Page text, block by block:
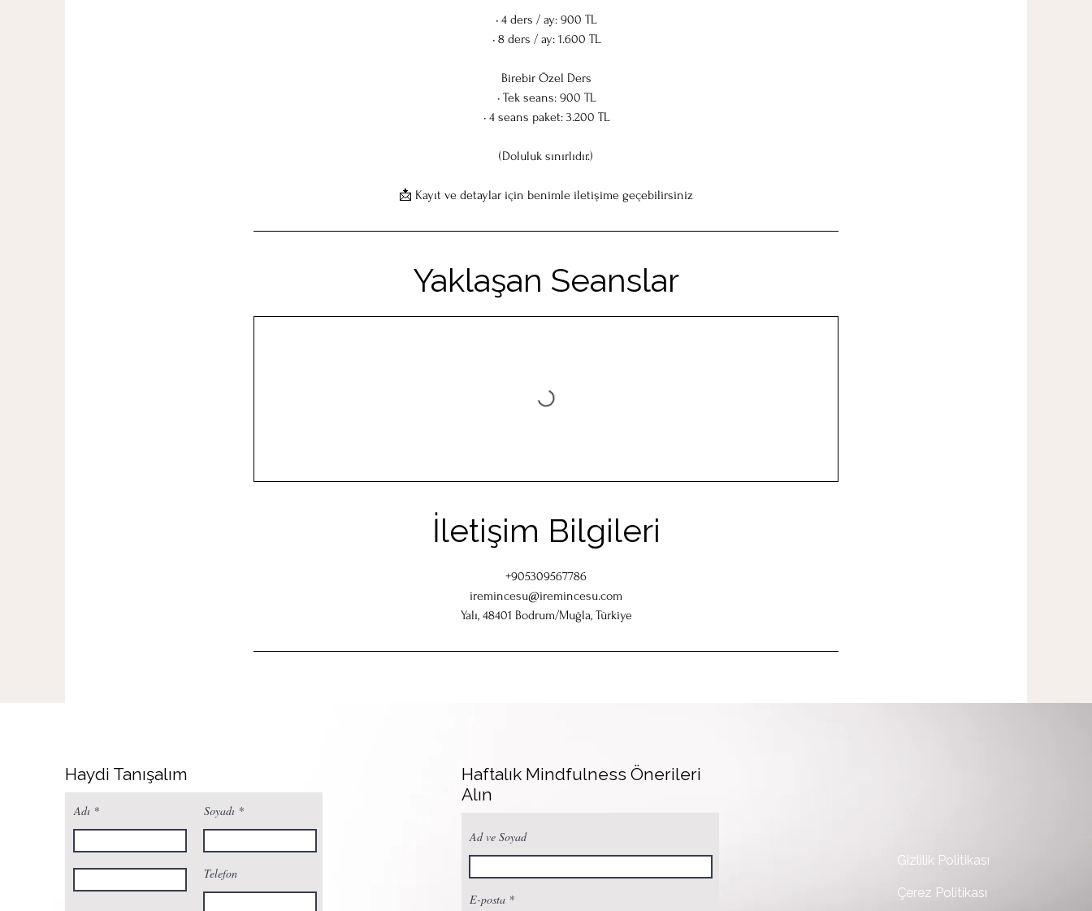
• 4 ders / ay: 900 TL
• 8 ders / ay: 1.600 TL
Birebir Özel Ders
• Tek seans: 900 TL
• 4 seans paket: 3.200 TL
(Doluluk sınırlıdır.)
📩 Kayıt ve detaylar için benimle iletişime geçebilirsiniz
Yaklaşan Seanslar
İletişim Bilgileri
+905309567786
iremincesu@iremincesu.com
Yalı, 48401 Bodrum/Muğla, Türkiye
Haydi Tanışalım
Adı Soyadı
Telefon
Haftalık Mindfulness Önerileri
Alın
Ad ve Soyad
E-posta
Gizlilik Politikası
Çerez Politikası